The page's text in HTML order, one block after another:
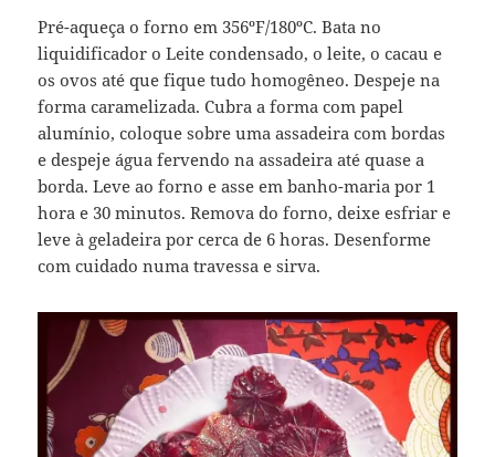
Pré-aqueça o forno em 356ºF/180ºC. Bata no
liquidificador o Leite condensado, o leite, o cacau e
os ovos até que fique tudo homogêneo. Despeje na
forma caramelizada. Cubra a forma com papel
alumínio, coloque sobre uma assadeira com bordas
e despeje água fervendo na assadeira até quase a
borda. Leve ao forno e asse em banho-maria por 1
hora e 30 minutos. Remova do forno, deixe esfriar e
leve à geladeira por cerca de 6 horas. Desenforme
com cuidado numa travessa e sirva.